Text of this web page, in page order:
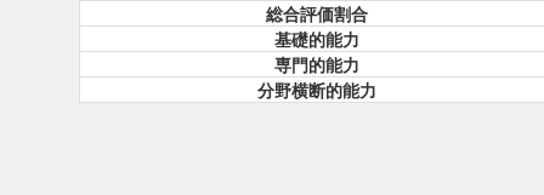
総合評価割合
基礎的能力
専門的能力
分野横断的能力